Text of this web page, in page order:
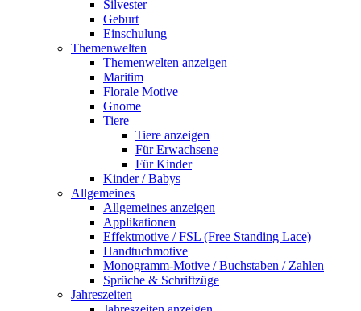
Silvester
Geburt
Einschulung
Themenwelten
Themenwelten anzeigen
Maritim
Florale Motive
Gnome
Tiere
Tiere anzeigen
Für Erwachsene
Für Kinder
Kinder / Babys
Allgemeines
Allgemeines anzeigen
Applikationen
Effektmotive / FSL (Free Standing Lace)
Handtuchmotive
Monogramm-Motive / Buchstaben / Zahlen
Sprüche & Schriftzüge
Jahreszeiten